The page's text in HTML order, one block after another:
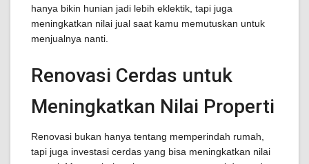
hanya bikin hunian jadi lebih eklektik, tapi juga
meningkatkan nilai jual saat kamu memutuskan untuk
menjualnya nanti.
Renovasi Cerdas untuk
Meningkatkan Nilai Properti
Renovasi bukan hanya tentang memperindah rumah,
tapi juga investasi cerdas yang bisa meningkatkan nilai